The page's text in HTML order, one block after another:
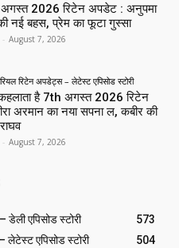
2026 रिटेन अपडेट : अनुपमा
नई बहस, प्रेम का फूटा गुस्सा
- August 7, 2026
रिटेन अपडेट्स – लेटेस्ट एपिसोड स्टोरी
कहलाता है 7th अगस्त 2026 रिटेन
अरमान का नया सपना ल, कबीर की
- August 7, 2026
डेली एपिसोड स्टोरी
573
लेटेस्ट एपिसोड स्टोरी
504